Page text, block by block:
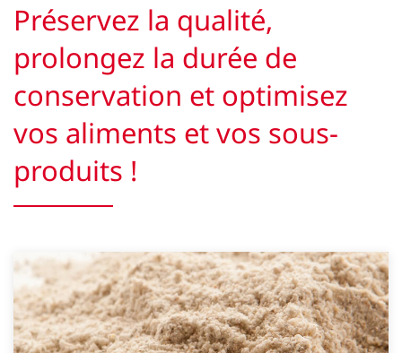
Préservez la qualité,
prolongez la durée de
conservation et optimisez
vos aliments et vos sous-
produits !